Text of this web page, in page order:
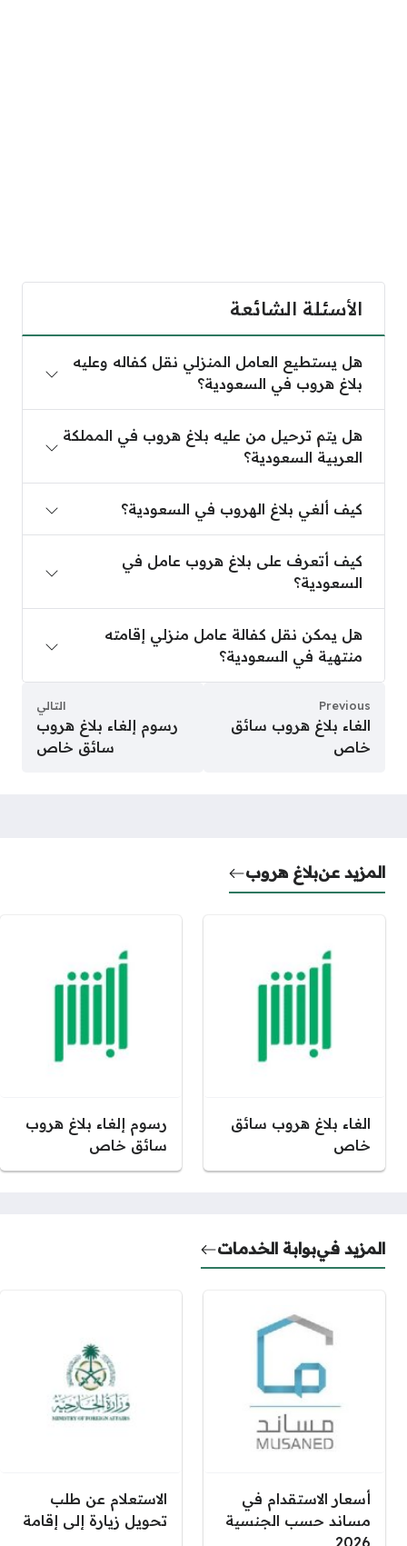
الأسئلة الشائعة
هل يستطيع العامل المنزلي نقل كفاله وعليه
بلاغ هروب في السعودية؟
هل يتم ترحيل من عليه بلاغ هروب في المملكة
العربية السعودية؟
كيف ألغي بلاغ الهروب في السعودية؟
كيف أتعرف على بلاغ هروب عامل في
السعودية؟
هل يمكن نقل كفالة عامل منزلي إقامته
منتهية في السعودية؟
Previous
الغاء بلاغ هروب سائق
خاص
التالي
رسوم إلغاء بلاغ هروب
سائق خاص
المزيد عنبلاغ هروب
الغاء بلاغ هروب سائق
خاص
رسوم إلغاء بلاغ هروب
سائق خاص
المزيد فيبوابة الخدمات
أسعار الاستقدام في
مساند حسب الجنسية
الاستعلام عن طلب
تحويل زيارة إلى إقامة